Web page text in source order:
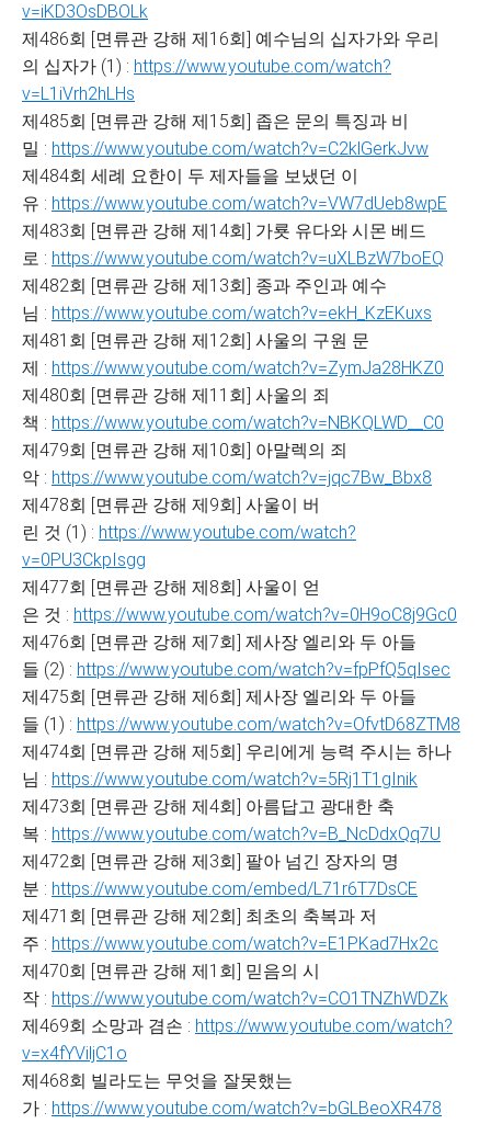
v=iKD3OsDBOLk
제486회 [면류관 강해 제16회] 예수님의 십자가와 우리
의 십자가 (1) : https://www.youtube.com/watch?
v=L1iVrh2hLHs
제485회 [면류관 강해 제15회] 좁은 문의 특징과 비
밀 : https://www.youtube.com/watch?v=C2klGerkJvw
제484회 세례 요한이 두 제자들을 보냈던 이
유 : https://www.youtube.com/watch?v=VW7dUeb8wpE
제483회 [면류관 강해 제14회] 가룟 유다와 시몬 베드
로 : https://www.youtube.com/watch?v=uXLBzW7boEQ
제482회 [면류관 강해 제13회] 종과 주인과 예수
님 : https://www.youtube.com/watch?v=ekH_KzEKuxs
제481회 [면류관 강해 제12회] 사울의 구원 문
제 : https://www.youtube.com/watch?v=ZymJa28HKZ0
제480회 [면류관 강해 제11회] 사울의 죄
책 : https://www.youtube.com/watch?v=NBKQLWD__C0
제479회 [면류관 강해 제10회] 아말렉의 죄
악 : https://www.youtube.com/watch?v=jqc7Bw_Bbx8
제478회 [면류관 강해 제9회] 사울이 버
린 것 (1) : https://www.youtube.com/watch?
v=0PU3CkpIsgg
제477회 [면류관 강해 제8회] 사울이 얻
은 것 : https://www.youtube.com/watch?v=0H9oC8j9Gc0
제476회 [면류관 강해 제7회] 제사장 엘리와 두 아들
들 (2) : https://www.youtube.com/watch?v=fpPfQ5qIsec
제475회 [면류관 강해 제6회] 제사장 엘리와 두 아들
들 (1) : https://www.youtube.com/watch?v=OfvtD68ZTM8
제474회 [면류관 강해 제5회] 우리에게 능력 주시는 하나
님 : https://www.youtube.com/watch?v=5Rj1T1gInik
제473회 [면류관 강해 제4회] 아름답고 광대한 축
복 : https://www.youtube.com/watch?v=B_NcDdxQq7U
제472회 [면류관 강해 제3회] 팔아 넘긴 장자의 명
분 : https://www.youtube.com/embed/L71r6T7DsCE
제471회 [면류관 강해 제2회] 최초의 축복과 저
주 : https://www.youtube.com/watch?v=E1PKad7Hx2c
제470회 [면류관 강해 제1회] 믿음의 시
작 : https://www.youtube.com/watch?v=CO1TNZhWDZk
제469회 소망과 겸손 : https://www.youtube.com/watch?
v=x4fYViljC1o
제468회 빌라도는 무엇을 잘못했는
가 : https://www.youtube.com/watch?v=bGLBeoXR478